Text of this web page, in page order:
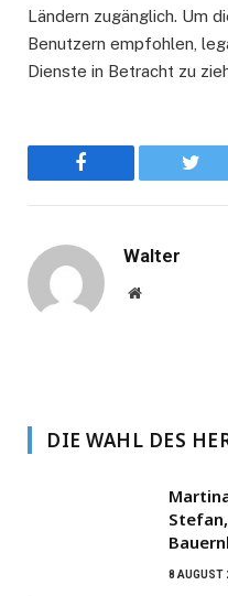
Ländern zugänglich. Um
Benutzern empfohlen,
Dienste in Betracht zu
Facebook
Walter
Website
DIE WAHL DES
8 AUGUST